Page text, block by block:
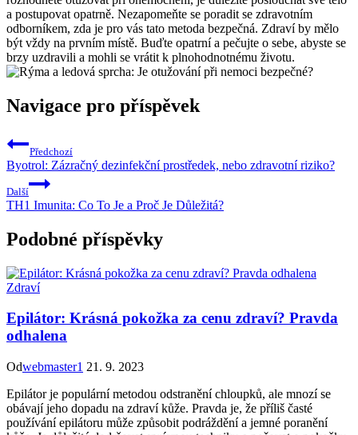
a postupovat opatrně. Nezapomeňte se poradit se zdravotním
odborníkem, zda je pro vás tato metoda bezpečná. Zdraví by mělo
být vždy na prvním místě. Buďte opatrní a pečujte o sebe, abyste se
brzy uzdravili a mohli se vrátit k plnohodnotnému životu.
Navigace pro příspěvek
Předchozí
Byotrol: Zázračný dezinfekční prostředek, nebo zdravotní riziko?
Další
TH1 Imunita: Co To Je a Proč Je Důležitá?
Podobné příspěvky
Zdraví
Epilátor: Krásná pokožka za cenu zdraví? Pravda
odhalena
Odwebmaster1 21. 9. 2023
Epilátor je populární metodou odstranění chloupků, ale mnozí se
obávají jeho dopadu na zdraví kůže. Pravda je, že příliš časté
používání epilátoru může způsobit podráždění a jemné poranění